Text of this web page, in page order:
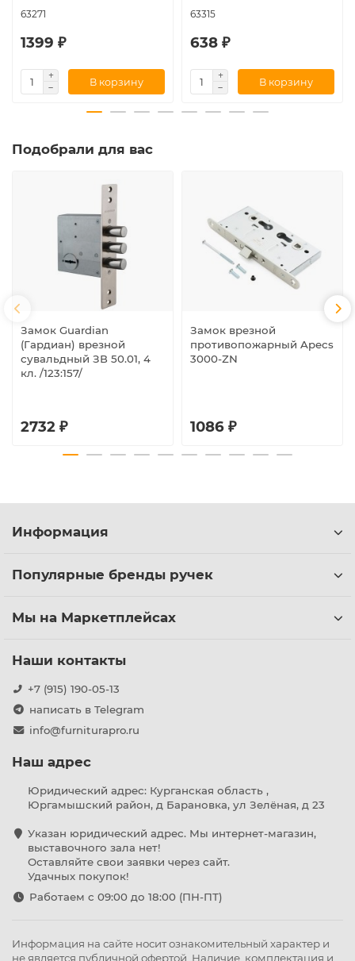
63271
1399 ₽
В корзину
63315
638 ₽
В корзину
Подобрали для вас
Замок Guardian
(Гардиан) врезной
сувальдный ЗВ 50.01, 4
кл. /123:157/
2732 ₽
Замок врезной
противопожарный Apecs
3000-ZN
1086 ₽
Информация
Популярные бренды ручек
Мы на Маркетплейсах
Наши контакты
+7 (915) 190-05-13
написать в Telegram
info@furniturapro.ru
Наш адрес
Юридический адрес: Курганская область ,
Юргамышский район, д Барановка, ул Зелёная, д 23
Указан юридический адрес. Мы интернет-магазин,
выставочного зала нет!
Оставляйте свои заявки через сайт.
Удачных покупок!
Работаем с 09:00 до 18:00 (ПН-ПТ)
Информация на сайте носит ознакомительный характер и
не является публичной офертой. Наличие, комплектация и